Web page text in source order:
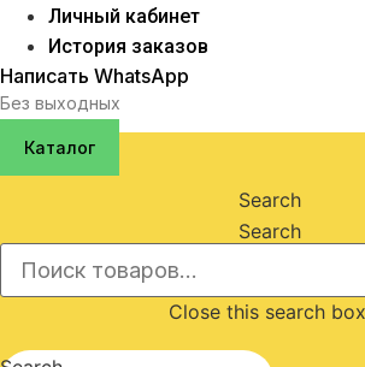
Личный кабинет
История заказов
Написать WhatsApp
Без выходных
Каталог
Search
Search
Close this search